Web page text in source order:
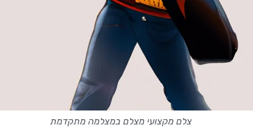
צלם מקצועי מצלם במצלמה מתקדמת